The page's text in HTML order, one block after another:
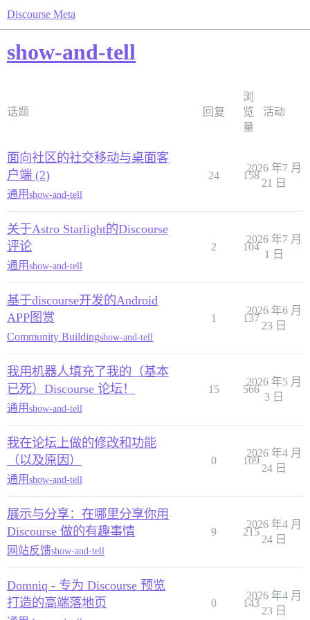
Discourse Meta
show-and-tell
话题 回复
浏
览
量
活动
面向社区的社交移动与桌面客
户端 (2)
通用 show-and-tell
24 158
2026 年7 月
21 日
关于Astro Starlight的Discourse
评论
通用 show-and-tell
2 104
2026 年7 月
1 日
基于discourse开发的Android
APP图赏
Community Buildingshow-and-tell
1 137
2026 年6 月
23 日
我用机器人填充了我的（基本
已死）Discourse 论坛！
通用 show-and-tell
15 566
2026 年5 月
3 日
我在论坛上做的修改和功能
（以及原因）
通用 show-and-tell
0 109
2026 年4 月
24 日
展示与分享：在哪里分享你用
Discourse 做的有趣事情
网站反馈show-and-tell
9 215
2026 年4 月
24 日
Domniq - 专为 Discourse 预览
打造的高端落地页
0 143
2026 年4 月
23 日